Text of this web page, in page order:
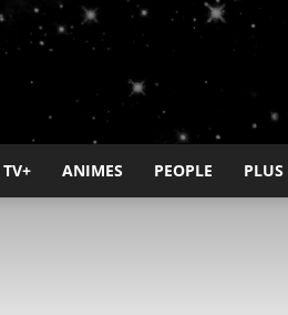
ANIMES PEOPLE PLUS